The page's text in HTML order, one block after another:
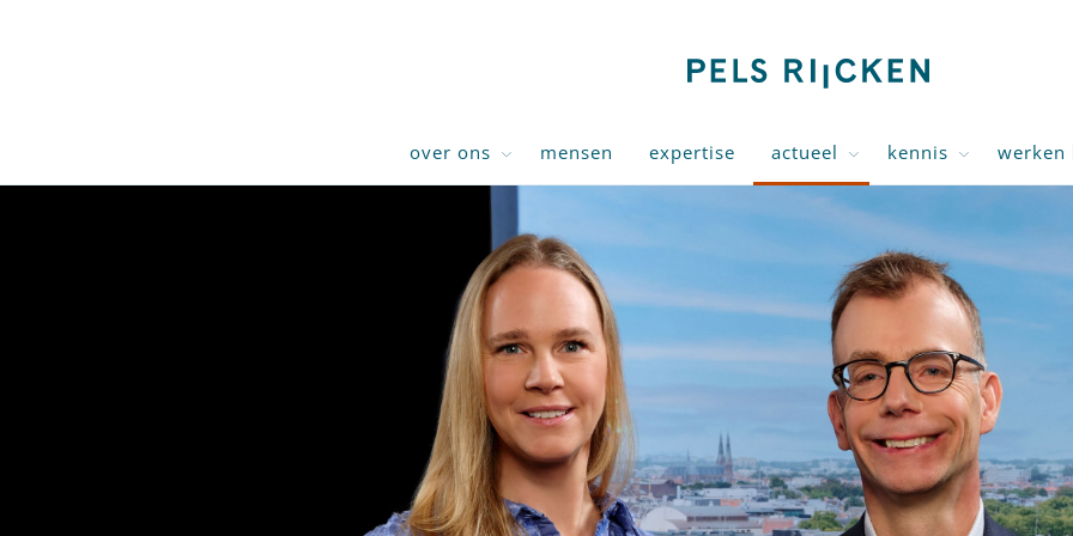
over ons mensen expertise actueel kennis werken